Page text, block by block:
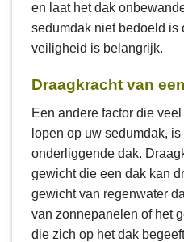
en laat het dak
sedumdak niet bedoeld is
veiligheid is belangrijk.
Draagkracht van
Een andere factor die
lopen op uw sedumdak, is
onderliggende dak.
gewicht die een dak kan
gewicht van regenwater
van zonnepanelen of het
die zich op het dak